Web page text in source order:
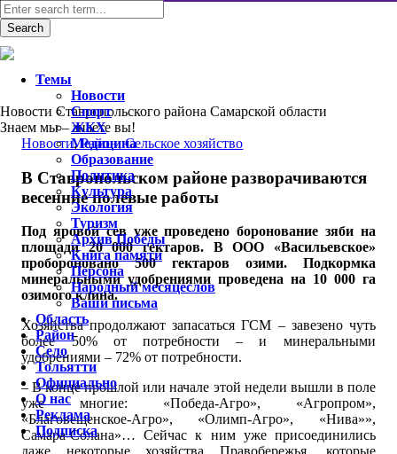
Новости Ставропольского района Самарской области
Знаем мы – знаете вы!
Новости,Район,Сельское хозяйство
В Ставропольском районе разворачиваются
весенние полевые работы
Под яровой сев уже проведено боронование зяби на
площади 20 000 гектаров. В ООО «Васильевское»
пробороновано 500 гектаров озими. Подкормка
минеральными удобрениями проведена на 10 000 га
озимого клина.
Хозяйства продолжают запасаться ГСМ – завезено чуть
более 50% от потребности – и минеральными
удобрениями – 72% от потребности.
– В конце прошлой или начале этой недели вышли в поле
уже многие: «Победа-Агро», «Агропром»,
«Благовещенское-Агро», «Олимп-Агро», «Нива»»,
Самара-Солана»… Сейчас к ним уже присоединились
Темы
Новости
Спорт
ЖКХ
Медицина
Образование
Политика
Культура
Экология
Туризм
Архив Победы
Книга памяти
Персона
Народный месяцеслов
Ваши письма
Область
Район
Село
Тольятти
Официально
О нас
Реклама
Подписка